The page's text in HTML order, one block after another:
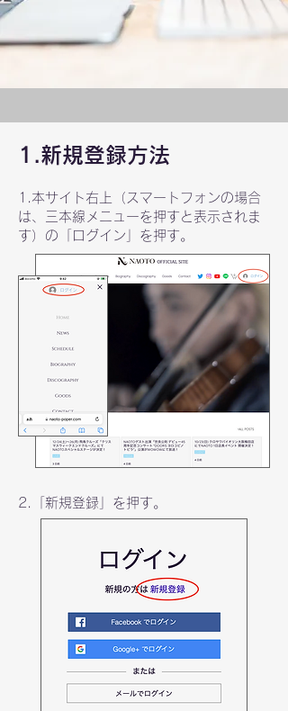
1.新規登録方法
1.本サイト右上（スマートフォンの場合
は、三本線メニューを押すと表示されま
す）の「ログイン」を押す。
2.「新規登録」を押す。